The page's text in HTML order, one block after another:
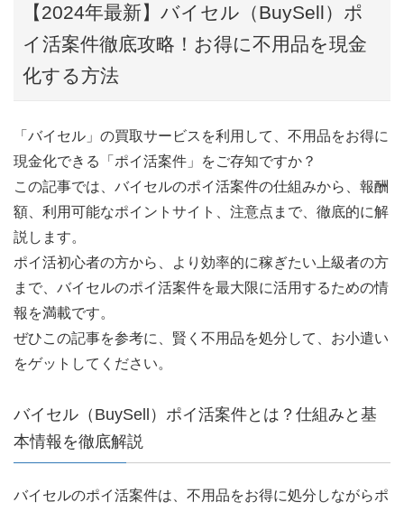
【2024年最新】バイセル（BuySell）ポ
イ活案件徹底攻略！お得に不用品を現金
化する方法
「バイセル」の買取サービスを利用して、不用品をお得に
現金化できる「ポイ活案件」をご存知ですか？
この記事では、バイセルのポイ活案件の仕組みから、報酬
額、利用可能なポイントサイト、注意点まで、徹底的に解
説します。
ポイ活初心者の方から、より効率的に稼ぎたい上級者の方
まで、バイセルのポイ活案件を最大限に活用するための情
報を満載です。
ぜひこの記事を参考に、賢く不用品を処分して、お小遣い
をゲットしてください。
バイセル（BuySell）ポイ活案件とは？仕組みと基
本情報を徹底解説
バイセルのポイ活案件は、不用品をお得に処分しながらポ